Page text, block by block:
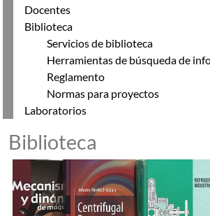
Docentes
Biblioteca
Servicios de biblioteca
Herramientas de búsqueda de
Reglamento
Normas para proyectos
Laboratorios
Biblioteca